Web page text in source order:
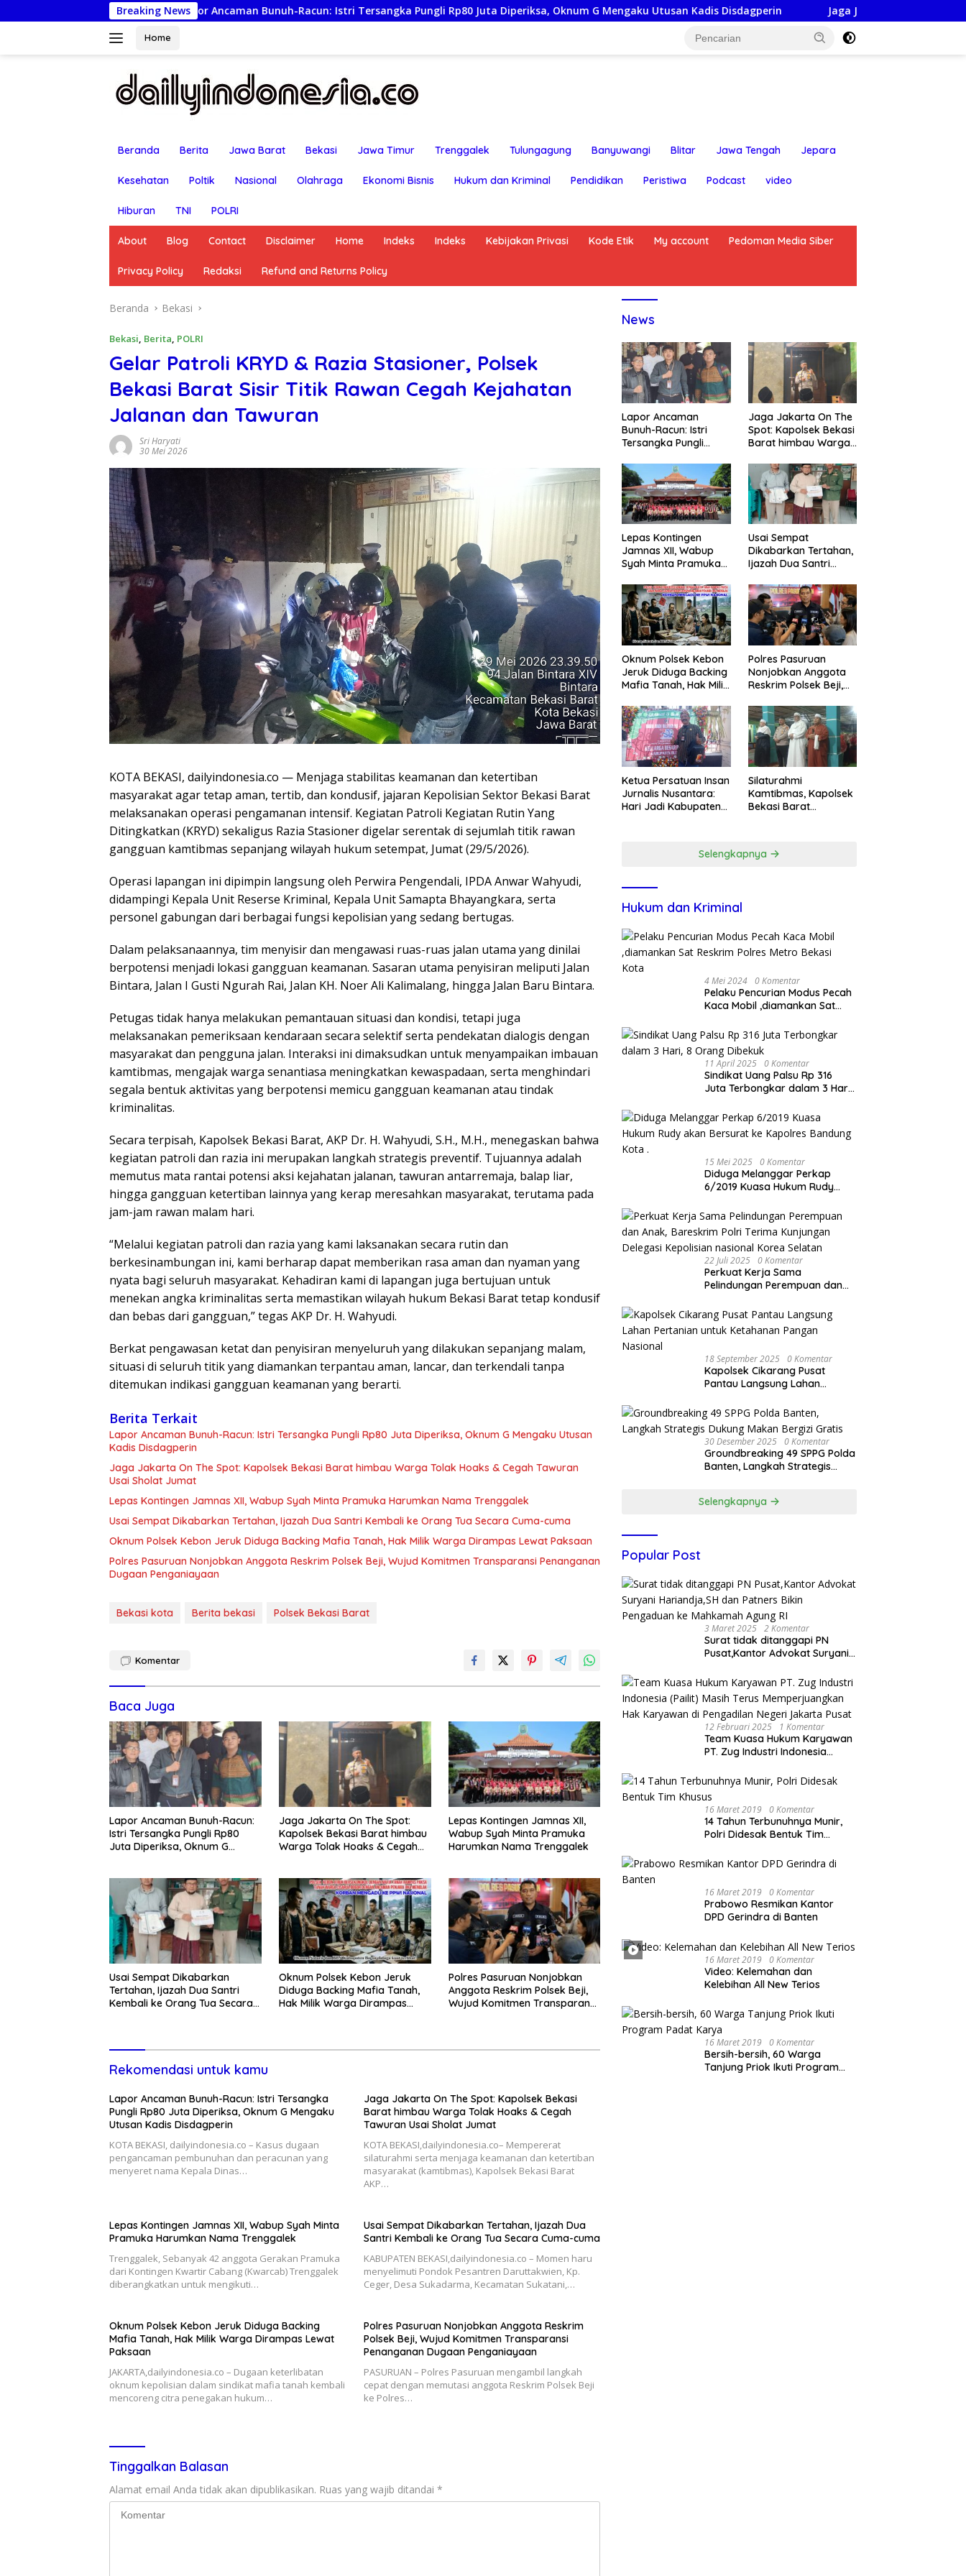
ke
Breaking News
Lapor Ancaman Bunuh-Racun: Istri Tersangka Pungli Rp80 Juta Diperiksa, Oknum G Mengaku Utusan Kadis Disdagperin Jaga Jakarta On The Spot: Kapolsek Bekasi
Home
Beranda Berita Jawa Barat Bekasi Jawa Timur Trenggalek Tulungagung Banyuwangi Blitar Jawa Tengah Jepara
Kesehatan Poltik Nasional Olahraga Ekonomi Bisnis Hukum dan Kriminal Pendidikan Peristiwa Podcast video
Hiburan TNI POLRI
About Blog Contact Disclaimer Home Indeks Indeks Kebijakan Privasi Kode Etik My account Pedoman Media Siber
Privacy Policy Redaksi Refund and Returns Policy
Beranda Bekasi
Bekasi, Berita, POLRI
Gelar Patroli KRYD & Razia Stasioner, Polsek
Bekasi Barat Sisir Titik Rawan Cegah Kejahatan
Jalanan dan Tawuran
Sri Haryati
30 Mei 2026
KOTA BEKASI, dailyindonesia.co — Menjaga stabilitas keamanan dan ketertiban
masyarakat agar tetap aman, tertib, dan kondusif, jajaran Kepolisian Sektor Bekasi Barat
melaksanakan operasi pengamanan intensif. Kegiatan Patroli Kegiatan Rutin Yang
Ditingkatkan (KRYD) sekaligus Razia Stasioner digelar serentak di sejumlah titik rawan
gangguan kamtibmas sepanjang wilayah hukum setempat, Jumat (29/5/2026).
Operasi lapangan ini dipimpin langsung oleh Perwira Pengendali, IPDA Anwar Wahyudi,
didampingi Kepala Unit Reserse Kriminal, Kepala Unit Samapta Bhayangkara, serta
personel gabungan dari berbagai fungsi kepolisian yang sedang bertugas.
Dalam pelaksanaannya, tim menyisir dan mengawasi ruas-ruas jalan utama yang dinilai
berpotensi menjadi lokasi gangguan keamanan. Sasaran utama penyisiran meliputi Jalan
Bintara, Jalan I Gusti Ngurah Rai, Jalan KH. Noer Ali Kalimalang, hingga Jalan Baru Bintara.
Petugas tidak hanya melakukan pemantauan situasi dan kondisi, tetapi juga
melaksanakan pemeriksaan kendaraan secara selektif serta pendekatan dialogis dengan
masyarakat dan pengguna jalan. Interaksi ini dimaksudkan untuk menyampaikan imbauan
kamtibmas, mengajak warga senantiasa meningkatkan kewaspadaan, serta menghindari
segala bentuk aktivitas yang berpotensi memicu gangguan keamanan atau tindak
kriminalitas.
Secara terpisah, Kapolsek Bekasi Barat, AKP Dr. H. Wahyudi, S.H., M.H., menegaskan bahwa
kegiatan patroli dan razia ini merupakan langkah strategis preventif. Tujuannya adalah
memutus mata rantai potensi aksi kejahatan jalanan, tawuran antarremaja, balap liar,
hingga gangguan ketertiban lainnya yang kerap meresahkan masyarakat, terutama pada
jam-jam rawan malam hari.
“Melalui kegiatan patroli dan razia yang kami laksanakan secara rutin dan
berkesinambungan ini, kami berharap dapat memberikan rasa aman dan nyaman yang
nyata bagi seluruh masyarakat. Kehadiran kami di lapangan juga bertujuan untuk
menekan angka kriminalitas serta memastikan wilayah hukum Bekasi Barat tetap kondusif
dan bebas dari gangguan,” tegas AKP Dr. H. Wahyudi.
Berkat pengawasan ketat dan penyisiran menyeluruh yang dilakukan sepanjang malam,
situasi di seluruh titik yang diamankan terpantau aman, lancar, dan terkendali tanpa
ditemukan indikasi gangguan keamanan yang berarti.
Berita Terkait
Lapor Ancaman Bunuh-Racun: Istri Tersangka Pungli Rp80 Juta Diperiksa, Oknum G Mengaku Utusan
Kadis Disdagperin
Jaga Jakarta On The Spot: Kapolsek Bekasi Barat himbau Warga Tolak Hoaks & Cegah Tawuran
Usai Sholat Jumat
Lepas Kontingen Jamnas XII, Wabup Syah Minta Pramuka Harumkan Nama Trenggalek
Usai Sempat Dikabarkan Tertahan, Ijazah Dua Santri Kembali ke Orang Tua Secara Cuma-cuma
Oknum Polsek Kebon Jeruk Diduga Backing Mafia Tanah, Hak Milik Warga Dirampas Lewat Paksaan
Polres Pasuruan Nonjobkan Anggota Reskrim Polsek Beji, Wujud Komitmen Transparansi Penanganan
Dugaan Penganiayaan
Bekasi kota Berita bekasi Polsek Bekasi Barat
Komentar
Baca Juga
Lapor Ancaman Bunuh-Racun:
Istri Tersangka Pungli Rp80
Juta Diperiksa, Oknum G
Jaga Jakarta On The Spot:
Kapolsek Bekasi Barat himbau
Warga Tolak Hoaks & Cegah
Lepas Kontingen Jamnas XII,
Wabup Syah Minta Pramuka
Harumkan Nama Trenggalek
Usai Sempat Dikabarkan
Tertahan, Ijazah Dua Santri
Kembali ke Orang Tua Secara
Oknum Polsek Kebon Jeruk
Diduga Backing Mafia Tanah,
Hak Milik Warga Dirampas
Polres Pasuruan Nonjobkan
Anggota Reskrim Polsek Beji,
Wujud Komitmen Transparansi
Rekomendasi untuk kamu
Lapor Ancaman Bunuh-Racun: Istri Tersangka
Pungli Rp80 Juta Diperiksa, Oknum G Mengaku
Utusan Kadis Disdagperin
KOTA BEKASI, dailyindonesia.co – Kasus dugaan
pengancaman pembunuhan dan peracunan yang
menyeret nama Kepala Dinas…
Jaga Jakarta On The Spot: Kapolsek Bekasi
Barat himbau Warga Tolak Hoaks & Cegah
Tawuran Usai Sholat Jumat
KOTA BEKASI,dailyindonesia.co– Mempererat
silaturahmi serta menjaga keamanan dan ketertiban
masyarakat (kamtibmas), Kapolsek Bekasi Barat
AKP…
Lepas Kontingen Jamnas XII, Wabup Syah Minta
Pramuka Harumkan Nama Trenggalek
Trenggalek, Sebanyak 42 anggota Gerakan Pramuka
dari Kontingen Kwartir Cabang (Kwarcab) Trenggalek
diberangkatkan untuk mengikuti…
Usai Sempat Dikabarkan Tertahan, Ijazah Dua
Santri Kembali ke Orang Tua Secara Cuma-cuma
KABUPATEN BEKASI,dailyindonesia.co – Momen haru
menyelimuti Pondok Pesantren Daruttakwien, Kp.
Ceger, Desa Sukadarma, Kecamatan Sukatani,…
Oknum Polsek Kebon Jeruk Diduga Backing
Mafia Tanah, Hak Milik Warga Dirampas Lewat
Paksaan
JAKARTA,dailyindonesia.co – Dugaan keterlibatan
oknum kepolisian dalam sindikat mafia tanah kembali
mencoreng citra penegakan hukum…
Polres Pasuruan Nonjobkan Anggota Reskrim
Polsek Beji, Wujud Komitmen Transparansi
Penanganan Dugaan Penganiayaan
PASURUAN – Polres Pasuruan mengambil langkah
cepat dengan memutasi anggota Reskrim Polsek Beji
ke Polres…
Tinggalkan Balasan
Alamat email Anda tidak akan dipublikasikan. Ruas yang wajib ditandai *
News
Lapor Ancaman
Bunuh-Racun: Istri
Tersangka Pungli
Oknum G Mengaku
Utusan Kadis
Disdagperin
Jaga Jakarta On The
Spot: Kapolsek Bekasi
Barat himbau Warga
Tawuran Usai Sholat
Jumat
Lepas Kontingen
Jamnas XII, Wabup
Syah Minta Pramuka
Trenggalek
Usai Sempat
Dikabarkan Tertahan,
Ijazah Dua Santri
Secara Cuma-cuma
Oknum Polsek Kebon
Jeruk Diduga Backing
Mafia Tanah, Hak Milik
Lewat Paksaan
Polres Pasuruan
Nonjobkan Anggota
Reskrim Polsek Beji,
Transparansi
Penanganan Dugaan
Penganiayaan
Ketua Persatuan Insan
Jurnalis Nusantara:
Hari Jadi Kabupaten
Silaturahmi
Kamtibmas, Kapolsek
Bekasi Barat
Wilayah
Selengkapnya
Hukum dan Kriminal
4 Mei 2024 0 Komentar
Pelaku Pencurian Modus Pecah
Kaca Mobil ,diamankan Sat
Kota
11 April 2025 0 Komentar
Sindikat Uang Palsu Rp 316
Juta Terbongkar dalam 3 Hari,
15 Mei 2025 0 Komentar
Diduga Melanggar Perkap
6/2019 Kuasa Hukum Rudy
Bandung Kota .
22 Juli 2025 0 Komentar
Perkuat Kerja Sama
Pelindungan Perempuan dan
Kunjungan Delegasi Kepolisian
nasional Korea Selatan
18 September 2025 0 Komentar
Kapolsek Cikarang Pusat
Pantau Langsung Lahan
Pangan Nasional
30 Desember 2025 0 Komentar
Groundbreaking 49 SPPG Polda
Banten, Langkah Strategis
Selengkapnya
Popular Post
3 Maret 2025 2 Komentar
Surat tidak ditanggapi PN
Pusat,Kantor Advokat Suryani
Pengaduan ke Mahkamah
Agung RI
12 Februari 2025 1 Komentar
Team Kuasa Hukum Karyawan
PT. Zug Industri Indonesia
Memperjuangkan Hak
Karyawan di Pengadilan Negeri
Jakarta Pusat
16 Maret 2019 0 Komentar
14 Tahun Terbunuhnya Munir,
Polri Didesak Bentuk Tim
16 Maret 2019 0 Komentar
Prabowo Resmikan Kantor
DPD Gerindra di Banten
16 Maret 2019 0 Komentar
Video: Kelemahan dan
Kelebihan All New Terios
16 Maret 2019 0 Komentar
Bersih-bersih, 60 Warga
Tanjung Priok Ikuti Program